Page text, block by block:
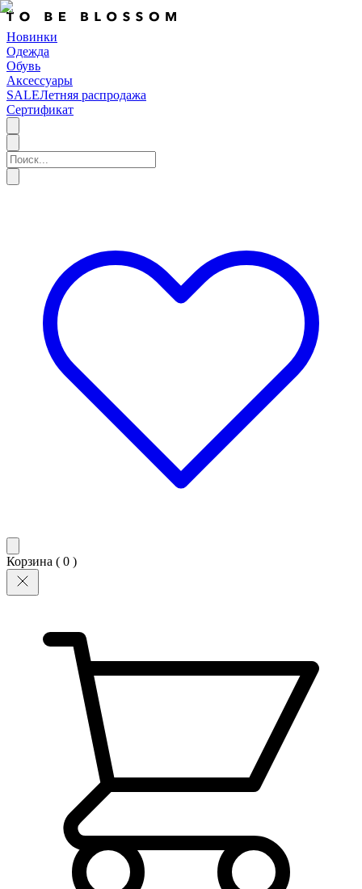
Новинки
Одежда
Обувь
Аксессуары
SALEЛетняя распродажа
Сертификат
Корзина ( 0 )